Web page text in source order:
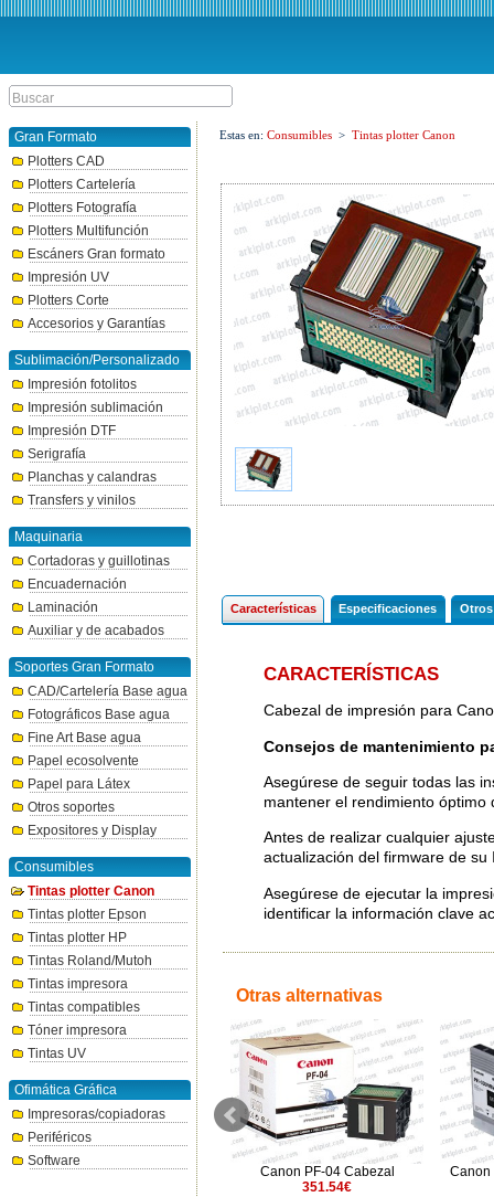
Gran Formato
Plotters CAD
Plotters Cartelería
Plotters Fotografía
Plotters Multifunción
Escáners Gran formato
Impresión UV
Plotters Corte
Accesorios y Garantías
Sublimación/Personalizado
Impresión fotolitos
Impresión sublimación
Impresión DTF
Serigrafía
Planchas y calandras
Transfers y vinilos
Maquinaria
Cortadoras y guillotinas
Encuadernación
Laminación
Auxiliar y de acabados
Soportes Gran Formato
CAD/Cartelería Base agua
Fotográficos Base agua
Fine Art Base agua
Papel ecosolvente
Papel para Látex
Otros soportes
Expositores y Display
Consumibles
Tintas plotter Canon
Tintas plotter Epson
Tintas plotter HP
Tintas Roland/Mutoh
Tintas impresora
Tintas compatibles
Tóner impresora
Tintas UV
Ofimática Gráfica
Impresoras/copiadoras
Periféricos
Software
Estas en: Consumibles > Tintas plotter Canon
Características Especificaciones
CARACTERÍSTICAS
Cabezal de impresión para
Consejos de mantenimiento
Asegúrese de seguir todas las
mantener el rendimiento óptimo
Antes de realizar cualquier
actualización del firmware de su
Asegúrese de ejecutar la
identificar la información clave
Otras alternativas
Canon PFI-2700PBK Negro foto
Canon PF-04 Cabezal
351.54€
Canon